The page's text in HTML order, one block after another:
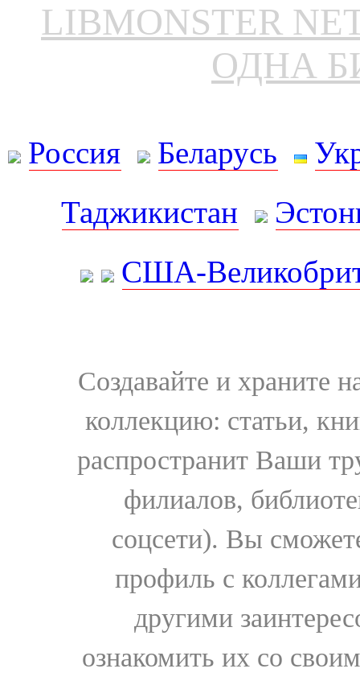
LIBMONSTER
ОДНА
Россия Беларусь
Таджикистан
США-
Создавайте и храните
коллекцию: статьи,
распространит Ваши
филиалов,
соцсети). Вы
профиль с
другими
ознакомить их со